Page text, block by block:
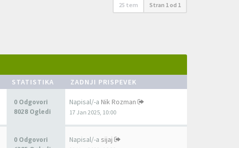
25 tem Stran 1 od 1
STATISTIKA ZADNJI PRISPEVEK
0 Odgovori
8028 Ogledi
Napisal/-a Nik Rozman
17 Jan 2025, 10:00
0 Odgovori
Napisal/-a sijaj